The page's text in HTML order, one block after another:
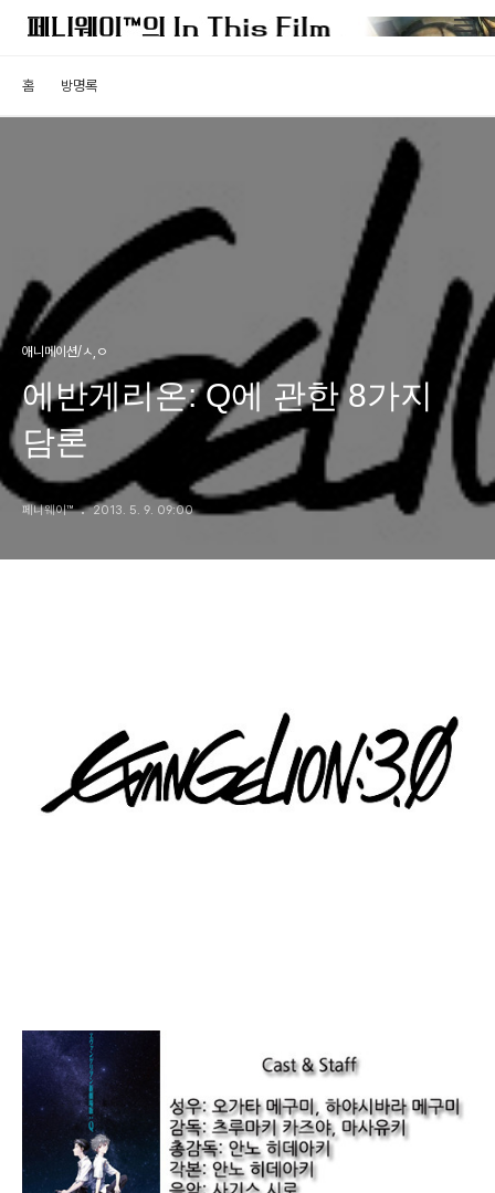
홈 방명록
애니메이션/ㅅ,ㅇ
에반게리온: Q에 관한 8가지
담론
페니웨이™ 2013. 5. 9. 09:00